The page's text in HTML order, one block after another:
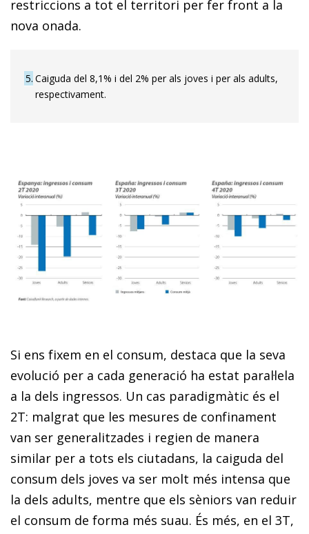
restriccions a tot el territori per fer front a la
nova onada.
5 Caiguda del 8,1% i del 2% per als joves i per als adults,
respectivament.
Si ens fixem en el consum, destaca que la seva
evolució per a cada generació ha estat paral·lela
a la dels ingressos. Un cas paradigmàtic és el
2T: malgrat que les mesures de confinament
van ser generalitzades i regien de manera
similar per a tots els ciutadans, la caiguda del
consum dels joves va ser molt més intensa que
la dels adults, mentre que els sèniors van reduir
el consum de forma més suau. És més, en el 3T,